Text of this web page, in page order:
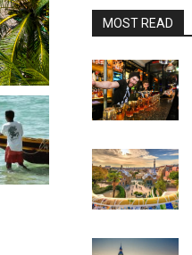
MOST READ